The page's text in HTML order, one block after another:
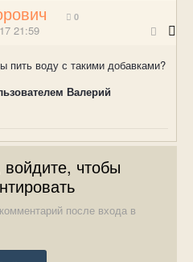
0
21:59
пить воду с такими добавками?
Валерий
чтобы
после входа в